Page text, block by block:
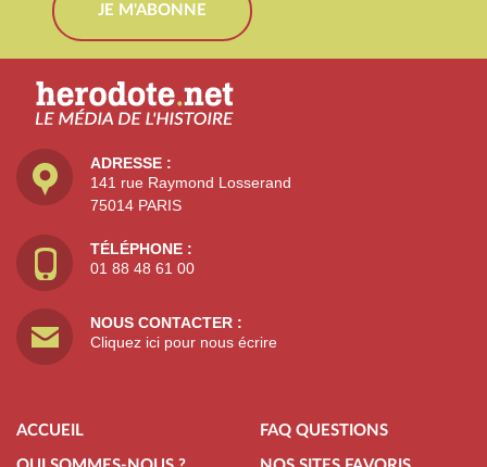
JE M'ABONNE
ADRESSE :
141 rue Raymond Losserand
75014 PARIS
TÉLÉPHONE :
01 88 48 61 00
NOUS CONTACTER :
Cliquez ici pour nous écrire
ACCUEIL FAQ QUESTIONS